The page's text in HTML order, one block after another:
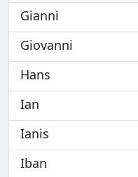
Gianni
Giovanni
Hans
Ian
Ianis
Iban